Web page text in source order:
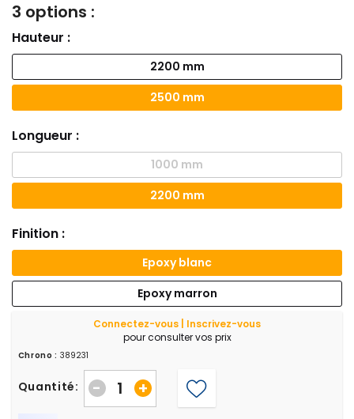
3 options :
Hauteur :
2200 mm
2500 mm
Longueur :
1000 mm
2200 mm
Finition :
Epoxy blanc
Epoxy marron
Connectez-vous | Inscrivez-vous
pour consulter vos prix
Chrono : 389231
Quantité: +
-